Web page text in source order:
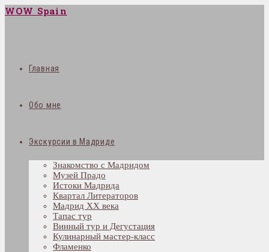
WOW Spain
Главная
Обо мне
Экскурсии в Мадриде
Знакомство с Мадридом
Музей Прадо
Истоки Мадрида
Квартал Литераторов
Мадрид XX века
Тапас тур
Винный тур и Дегустация
Кулинарный мастер-класс
Фламенко